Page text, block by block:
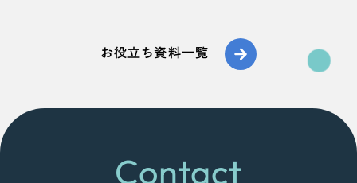
お役立ち資料一覧
Contact